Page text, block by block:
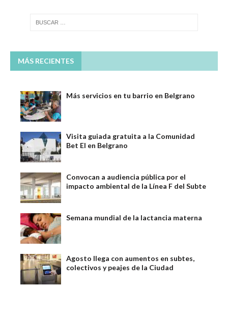
MÁS RECIENTES
Más servicios en tu barrio en Belgrano
Visita guiada gratuita a la Comunidad
Bet El en Belgrano
Convocan a audiencia pública por el
impacto ambiental de la Línea F del Subte
Semana mundial de la lactancia materna
Agosto llega con aumentos en subtes,
colectivos y peajes de la Ciudad